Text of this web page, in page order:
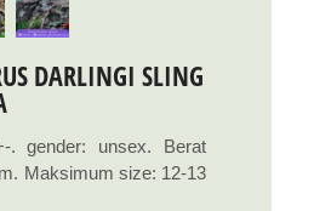
DARLINGI SLING
gender: unsex. Berat
Maksimum size: 12-13